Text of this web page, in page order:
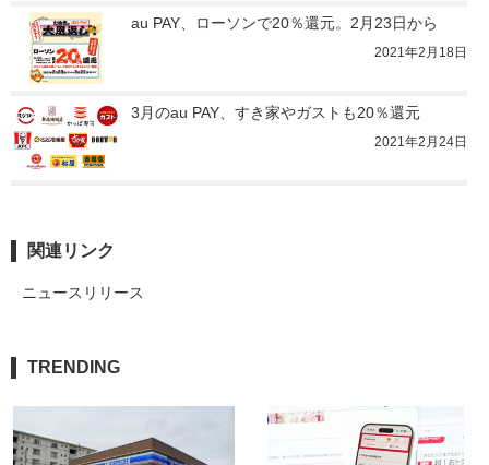
au PAY、ローソンで20％還元。2月23日から
2021年2月18日
3月のau PAY、すき家やガストも20％還元
2021年2月24日
関連リンク
ニュースリリース
TRENDING